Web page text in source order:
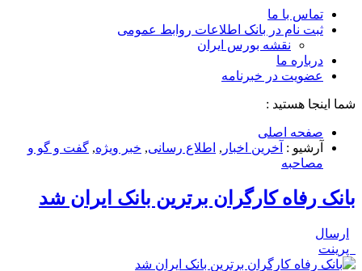
تماس با ما
ثبت نام در بانک اطلاعات روابط عمومی
نقشه بورس ایران
درباره ما
عضويت در خبرنامه
شما اینجا هستید :
صفحه اصلی
آرشیو : آخرین اخبار , اطلاع رسانی, خبر ویژه, گفت و گو و
مصاحبه
بانک رفاه کارگران برترین بانک ایران شد
ارسال
پرینت